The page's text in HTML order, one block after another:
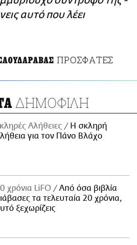
αυτό που λέει
ΠΡΟΣΦΑΤΕΣ
ΔΗΜΟΦΙΛΗ
Αλήθειες
H σκληρή
για τον Πάνο Βλάχο
χρόνια LiFO
Από όσα βιβλία
τα τελευταία 20 χρόνια,
ξεχωρίζεις